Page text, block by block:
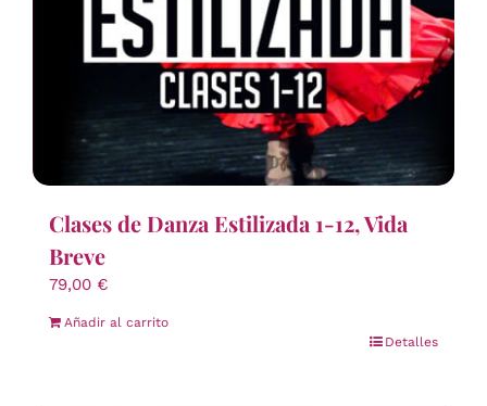
Clases de Danza Estilizada 1-12, Vida
Breve
79,00 €
Añadir al carrito
Detalles